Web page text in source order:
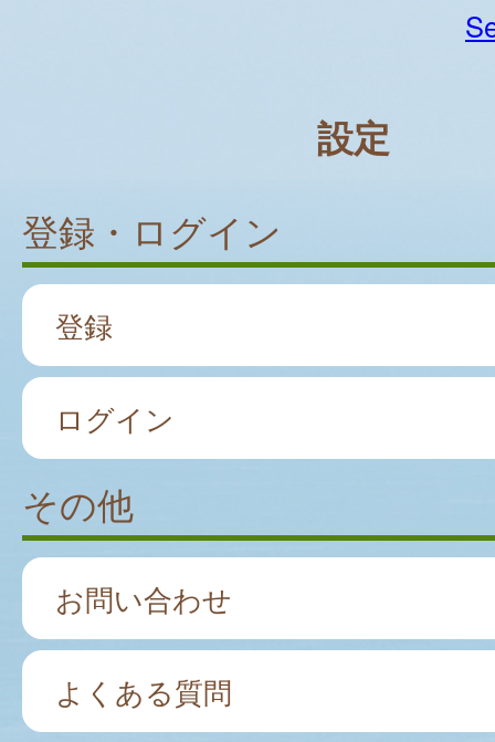
設定
登録・ログイン
登録
ログイン
その他
お問い合わせ
よくある質問